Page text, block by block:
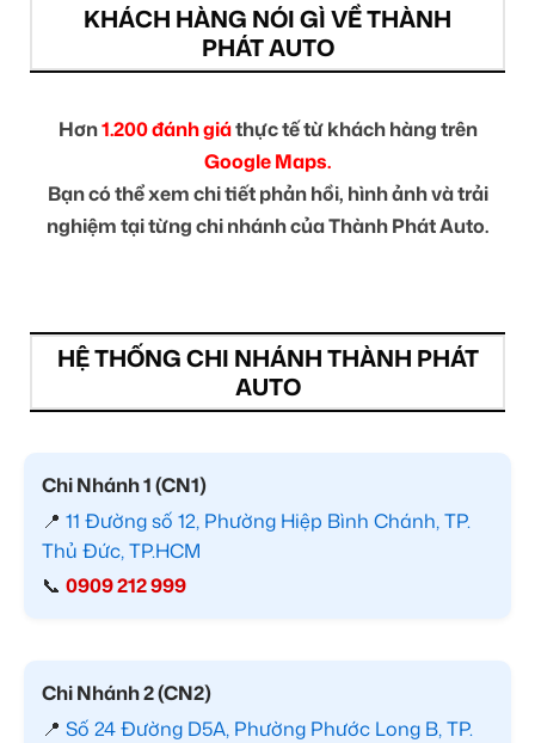
KHÁCH HÀNG NÓI GÌ VỀ THÀNH
PHÁT AUTO
Hơn1.200 đánh giáthực tế từ khách hàng trên
Google Maps.
Bạn có thể xem chi tiết phản hồi, hình ảnh và trải
nghiệm tại từng chi nhánh của Thành Phát Auto.
HỆ THỐNG CHI NHÁNH THÀNH PHÁT
AUTO
Chi Nhánh 1 (CN1)
📍 11 Đường số 12, Phường Hiệp Bình Chánh, TP.
Thủ Đức, TP.HCM
📞 0909 212 999
Chi Nhánh 2 (CN2)
📍 Số 24 Đường D5A, Phường Phước Long B, TP.